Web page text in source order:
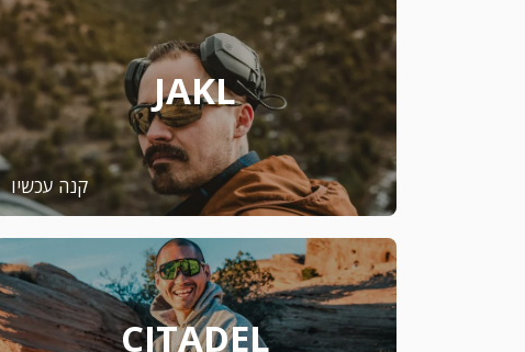
JAKL
קנה עכשיו
CITADEL